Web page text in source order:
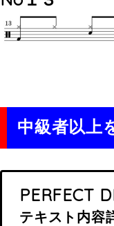
中級者以上
PERFECT
テキスト内容